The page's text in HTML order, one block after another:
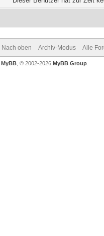
Nach oben Archiv-Modus Alle
MyBB , © 2002-2026 MyBB Group